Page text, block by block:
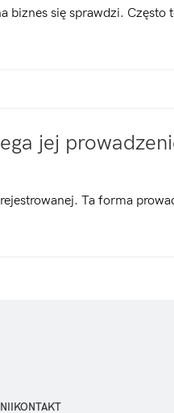
biznes się sprawdzi. Często
jej
Ta forma
KONTAKT